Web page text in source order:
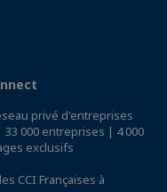
privé d'entreprises
33 000 entreprises | 4 000
exclusifs
CCI Françaises à